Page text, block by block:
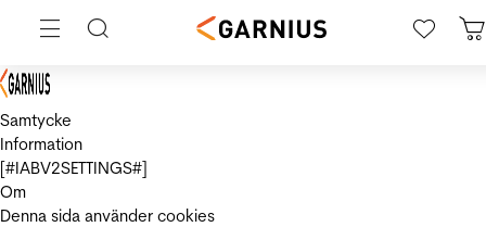
Samtycke
Information
[#IABV2SETTINGS#]
Om
Denna sida använder cookies